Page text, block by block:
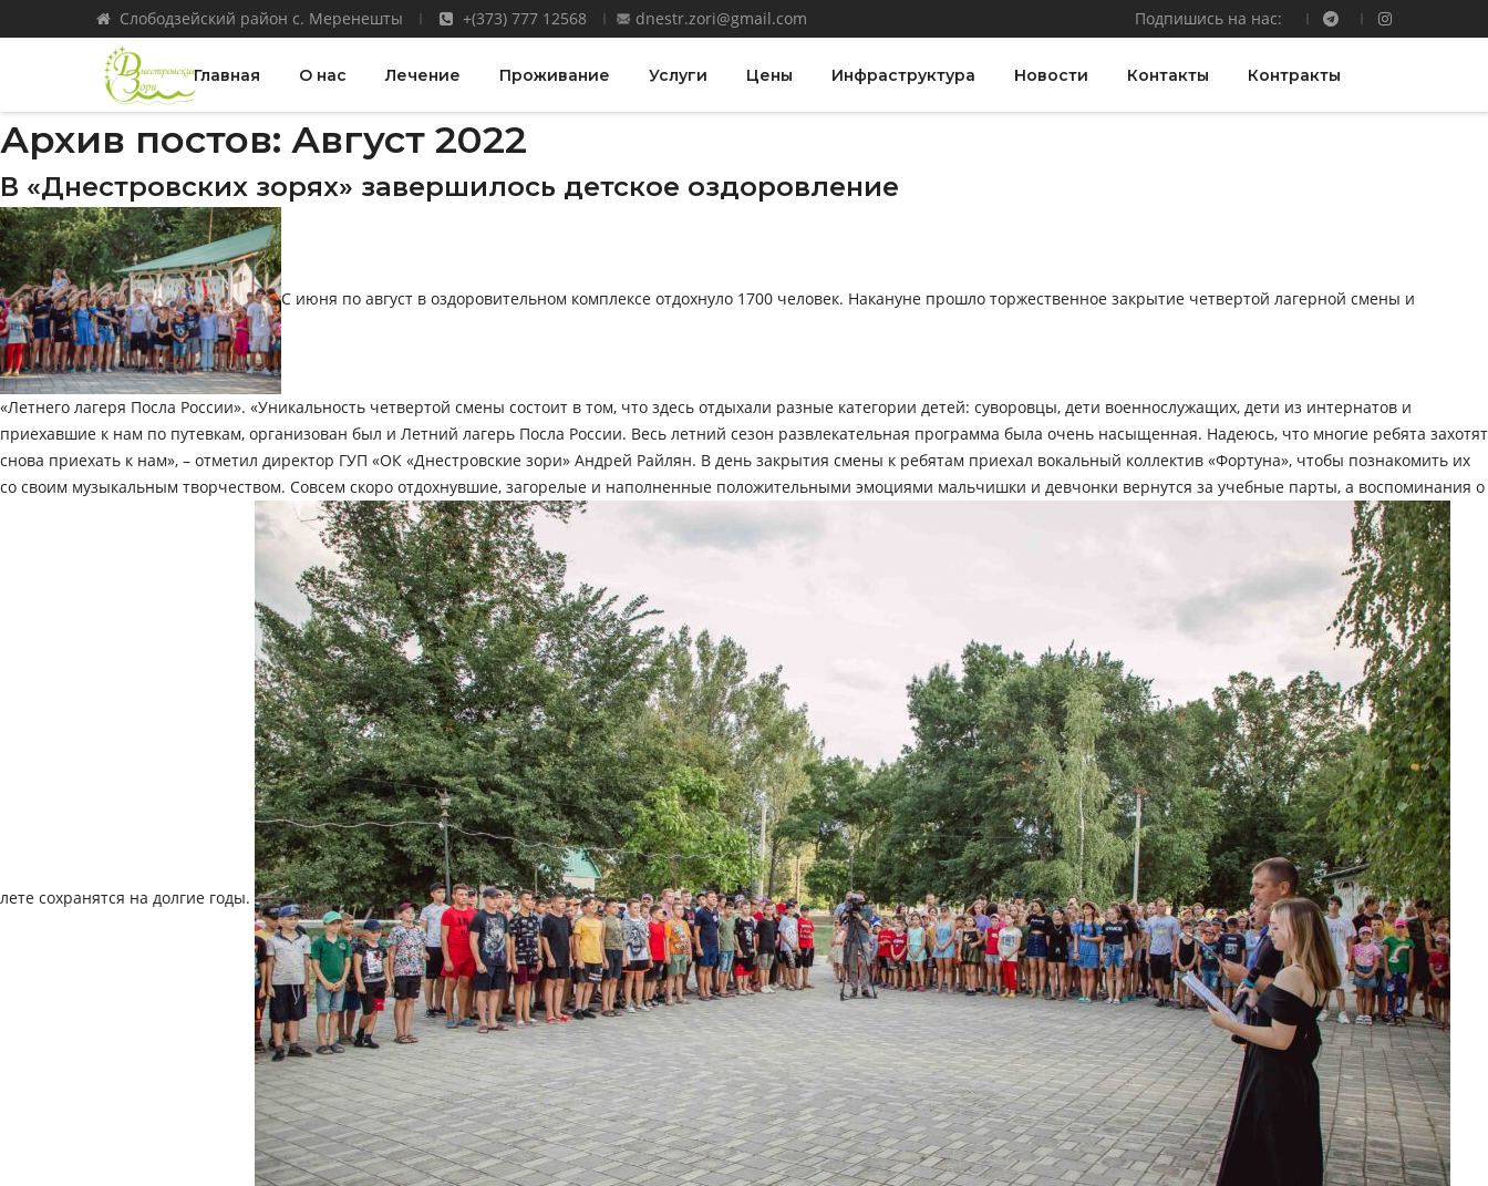
Слободзейский район с. Меренешты +(373) 777 12568 dnestr.zori@gmail.com Подпишись на нас:
Главная О нас Лечение Проживание Услуги Цены Инфраструктура Новости Контакты Контракты
Архив постов: Август 2022
В «Днестровских зорях» завершилось детское оздоровление
С июня по август в оздоровительном комплексе отдохнуло 1700 человек. Накануне прошло торжественное закрытие четвертой лагерной смены и
«Летнего лагеря Посла России». «Уникальность четвертой смены состоит в том, что здесь отдыхали разные категории детей: суворовцы, дети военнослужащих, дети из интернатов и
приехавшие к нам по путевкам, организован был и Летний лагерь Посла России. Весь летний сезон развлекательная программа была очень насыщенная. Надеюсь, что многие ребята захотят
снова приехать к нам», – отметил директор ГУП «ОК «Днестровские зори» Андрей Райлян. В день закрытия смены к ребятам приехал вокальный коллектив «Фортуна», чтобы познакомить их
со своим музыкальным творчеством. Совсем скоро отдохнувшие, загорелые и наполненные положительными эмоциями мальчишки и девчонки вернутся за учебные парты, а воспоминания о
лете сохранятся на долгие годы.